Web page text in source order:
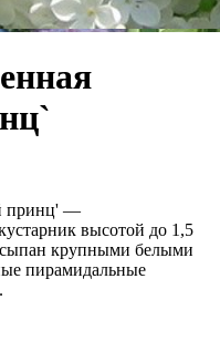
принц' —
высотой до 1,5
крупными белыми
пирамидальные